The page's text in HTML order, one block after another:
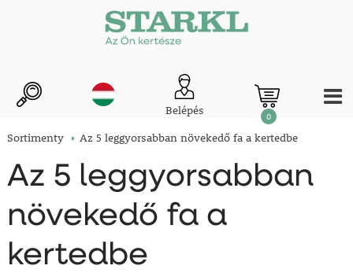
Belépés 0
Sortimenty Az 5 leggyorsabban növekedő fa a kertedbe
Az 5 leggyorsabban
növekedő fa a
kertedbe